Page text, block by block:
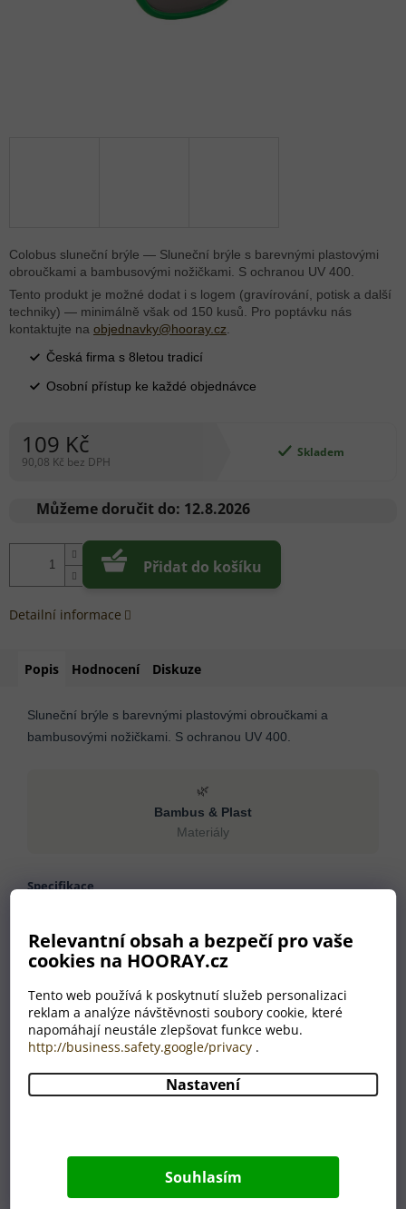
Relevantní obsah a bezpečí pro vaše
cookies na HOORAY.cz
Tento web používá k poskytnutí služeb personalizaci
reklam a analýze návštěvnosti soubory cookie, které
napomáhají neustále zlepšovat funkce webu.
http://business.safety.google/privacy .
Nastavení
Souhlasím
109 Kč
90,08 Kč bez DPH
cena:
Skladem
Můžeme doručit do: 12.8.2026
Přidat do košíku
Colobus sluneční brýle — Sluneční brýle s barevnými plastovými
obroučkami a bambusovými nožičkami. S ochranou UV 400.
Tento produkt je možné dodat i s logem (gravírování, potisk a další
techniky) — minimálně však od 150 kusů. Pro poptávku nás
kontaktujte na objednavky@hooray.cz.
Česká firma s 8letou tradicí
Osobní přístup ke každé objednávce
Detailní informace
Popis Hodnocení Diskuze
Sluneční brýle s barevnými plastovými obroučkami a
bambusovými nožičkami. S ochranou UV 400.
🌿
Bambus & Plast
Materiály
Specifikace
Hmotnost
37 g
Barva
zelená, přírodní
Země původu
CN
Proč nakoupit u HOORAY?
babičky
potěšit. Každou
Každý produkt v naší
nabídce prošel naším
výběrem. Prodáváme jen